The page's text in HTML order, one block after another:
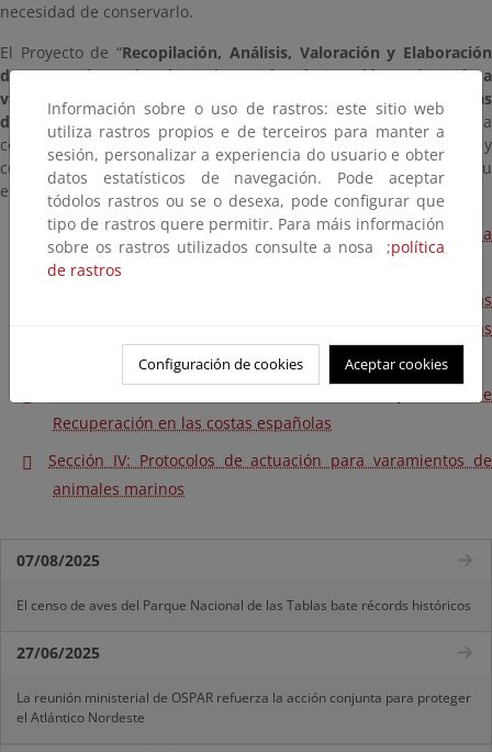
necesidad de conservarlo.
El Proyecto de “Recopilación, Análisis, Valoración y Elaboración
de Protocolos sobre las Labores de Observación, Asistencia a
varamientos y Recuperación de Mamíferos y Tortugas Marinas
de las aguas Españolas” (mayo 2000), sienta las bases para una
cooperación coordinada que permita fomentar la investigación y
conservación de los mamíferos y tortugas marinas aumentando su
eficacia y facilitando su aprovechamiento en el ámbito político:
Sección I: Introducción, objetivos y legislación respecto a la
conservación de cetáceos y tortugas marinas
Sección II: Protocolos de recogida de información para las
actividades de avistamientos de cetáceos y de tortugas
Sección III: Redes de asistencia a varamientos y Centros de
Recuperación en las costas españolas
Sección IV: Protocolos de actuación para varamientos de
animales marinos
07/08/2025
El censo de aves del Parque Nacional de las Tablas bate récords históricos
27/06/2025
La reunión ministerial de OSPAR refuerza la acción conjunta para proteger
el Atlántico Nordeste
Información sobre o uso de rastros: este sitio web
utiliza rastros propios e de terceiros para manter a
sesión, personalizar a experiencia do usuario e obter
datos estatísticos de navegación. Pode aceptar
tódolos rastros ou se o desexa, pode configurar que
tipo de rastros quere permitir. Para máis información
sobre os rastros utilizados consulte a nosa ;política
de rastros
Configuración de cookies Aceptar cookies